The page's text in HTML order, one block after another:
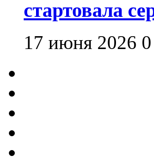
стартовала
17 июня 2026 0